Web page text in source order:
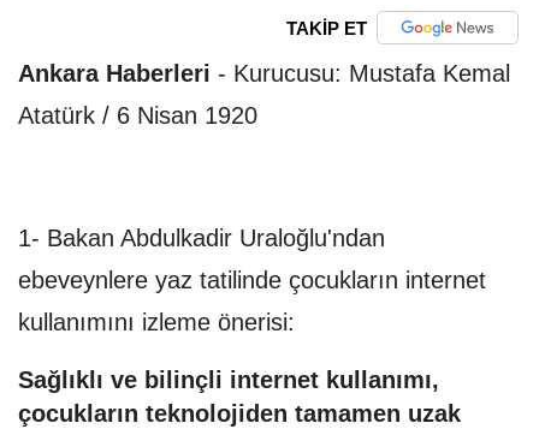
TAKİP ET
Ankara Haberleri - Kurucusu: Mustafa Kemal
Atatürk / 6 Nisan 1920
1- Bakan Abdulkadir Uraloğlu'ndan
ebeveynlere yaz tatilinde çocukların internet
kullanımını izleme önerisi:
Sağlıklı ve bilinçli internet kullanımı,
çocukların teknolojiden tamamen uzak